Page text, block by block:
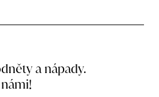
a nápady.